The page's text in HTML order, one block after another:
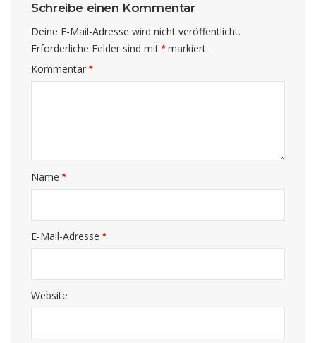
Schreibe einen Kommentar
Deine E-Mail-Adresse wird nicht veröffentlicht.
Erforderliche Felder sind mit*markiert
Kommentar*
Name*
E-Mail-Adresse*
Website